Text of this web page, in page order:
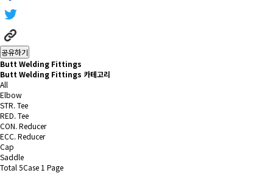
공유하기
Butt Welding Fittings
Butt Welding Fittings 카테고리
All
Elbow
STR. Tee
RED. Tee
CON. Reducer
ECC. Reducer
Cap
Saddle
Total 5Case 1 Page